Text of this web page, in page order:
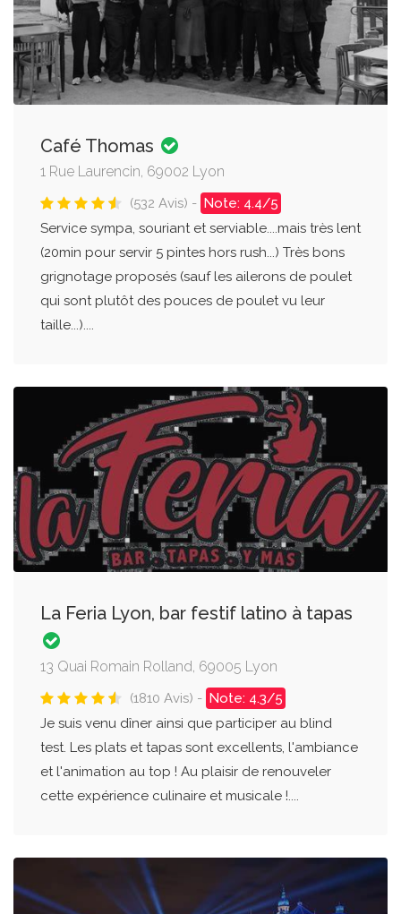
Café Thomas
1 Rue Laurencin, 69002 Lyon
(532 Avis) - Note: 4.4/5
Service sympa, souriant et serviable....mais très lent
(20min pour servir 5 pintes hors rush...) Très bons
grignotage proposés (sauf les ailerons de poulet
qui sont plutôt des pouces de poulet vu leur
taille...)....
La Feria Lyon, bar festif latino à tapas
13 Quai Romain Rolland, 69005 Lyon
(1810 Avis) - Note: 4.3/5
Je suis venu dîner ainsi que participer au blind
test. Les plats et tapas sont excellents, l'ambiance
et l'animation au top ! Au plaisir de renouveler
cette expérience culinaire et musicale !....